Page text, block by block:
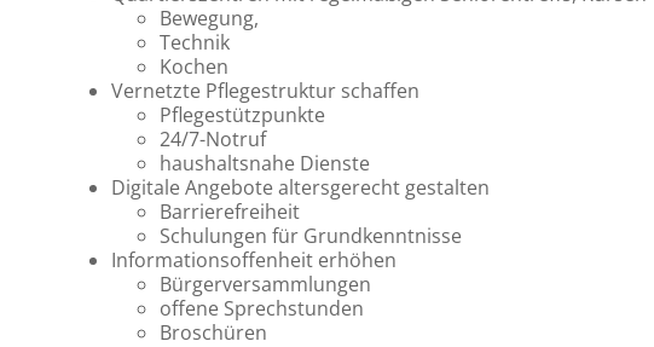
Bewegung,
Technik
Kochen
Vernetzte Pflegestruktur schaffen
Pflegestützpunkte
24/7-Notruf
haushaltsnahe Dienste
Digitale Angebote altersgerecht gestalten
Barrierefreiheit
Schulungen für Grundkenntnisse
Informationsoffenheit erhöhen
Bürgerversammlungen
offene Sprechstunden
Broschüren